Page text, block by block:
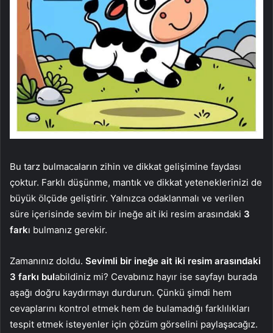
Bu tarz bulmacaların zihin ve dikkat gelişimine faydası
çoktur. Farklı düşünme, mantık ve dikkat yeteneklerinizi de
büyük ölçüde geliştirir. Yalnızca odaklanmalı ve verilen
süre içerisinde sevim bir ineğe ait iki resim arasındaki 3
farkı bulmanız gerekir.
Zamanınız doldu. Sevimli bir ineğe ait iki resim arasındaki
3 farkı bulabildiniz mi? Cevabınız hayır ise sayfayı burada
aşağı doğru kaydırmayı durdurun. Çünkü şimdi hem
cevaplarını kontrol etmek hem de bulamadığı farklılıkları
tespit etmek isteyenler için çözüm görselini paylaşacağız.